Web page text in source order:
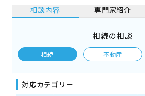
相談内容 専門家紹介
相続の相談
相続 不動産
対応カテゴリー